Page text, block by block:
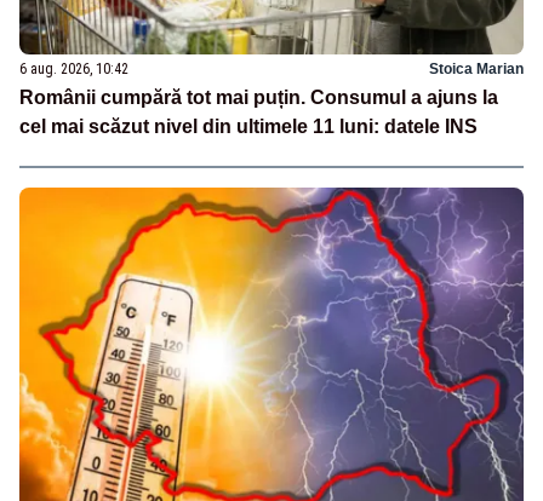
6 aug. 2026, 10:42 Stoica Marian
Românii cumpără tot mai puțin. Consumul a ajuns la
cel mai scăzut nivel din ultimele 11 luni: datele INS